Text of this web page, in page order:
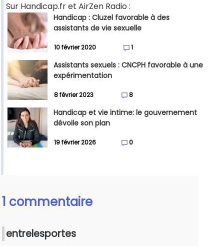
Sur Handicap.fr et AirZen Radio :
Handicap : Cluzel favorable à des
assistants de vie sexuelle
10 février 2020 1
Assistants sexuels : CNCPH favorable à une
expérimentation
8 février 2023 8
Handicap et vie intime: le gouvernement
dévoile son plan
19 février 2026 0
1 commentaire
entrelesportes